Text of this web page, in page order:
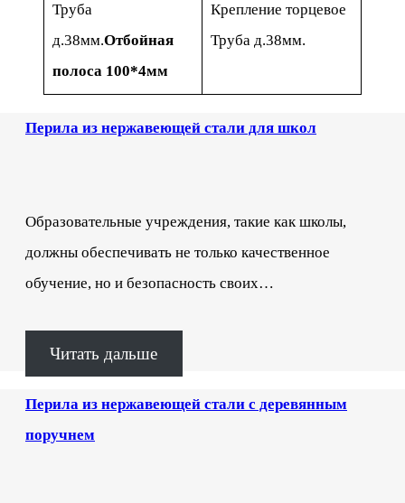
Труба
д.38мм.Отбойная
полоса 100*4мм
Крепление торцевое
Труба д.38мм.
Перила из нержавеющей стали для школ
Образовательные учреждения, такие как школы,
должны обеспечивать не только качественное
обучение, но и безопасность своих…
Читать дальше
Перила из нержавеющей стали с деревянным
поручнем